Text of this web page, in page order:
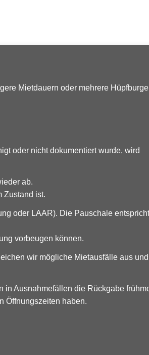
Mietdauern oder mehrere
oder nicht dokumentiert wurde, wird
ab.
Zustand ist.
oder LAAR). Die Pauschale
vorbeugen können.
wir mögliche Mietausfälle aus und
in Ausnahmefällen die Rückgabe
Öffnungszeiten haben.